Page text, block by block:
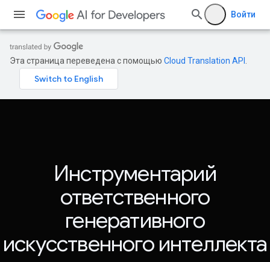
Войти
Эта страница переведена с помощью Cloud Translation API
Инструментарий
ответственного
генеративного
искусственного интеллекта